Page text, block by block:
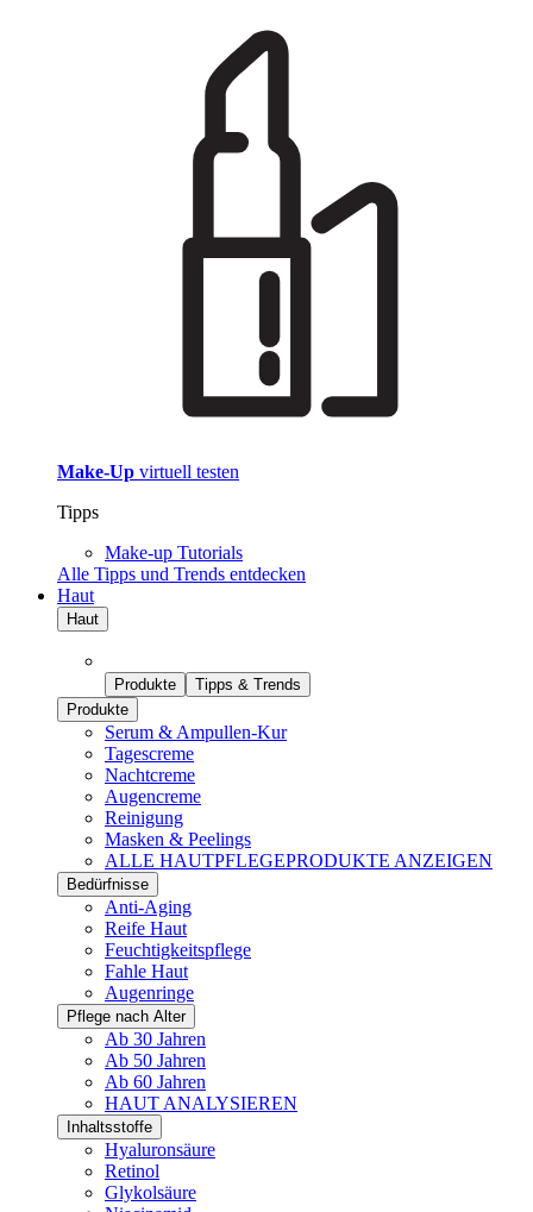
Make-Up virtuell testen
Tipps
Make-up Tutorials
Alle Tipps und Trends entdecken
Haut
Haut
Produkte
Tipps & Trends
Produkte
Serum & Ampullen-Kur
Tagescreme
Nachtcreme
Augencreme
Reinigung
Masken & Peelings
ALLE HAUTPFLEGEPRODUKTE ANZEIGEN
Bedürfnisse
Anti-Aging
Reife Haut
Feuchtigkeitspflege
Fahle Haut
Augenringe
Pflege nach Alter
Ab 30 Jahren
Ab 50 Jahren
Ab 60 Jahren
HAUT ANALYSIEREN
Inhaltsstoffe
Hyaluronsäure
Retinol
Glykolsäure